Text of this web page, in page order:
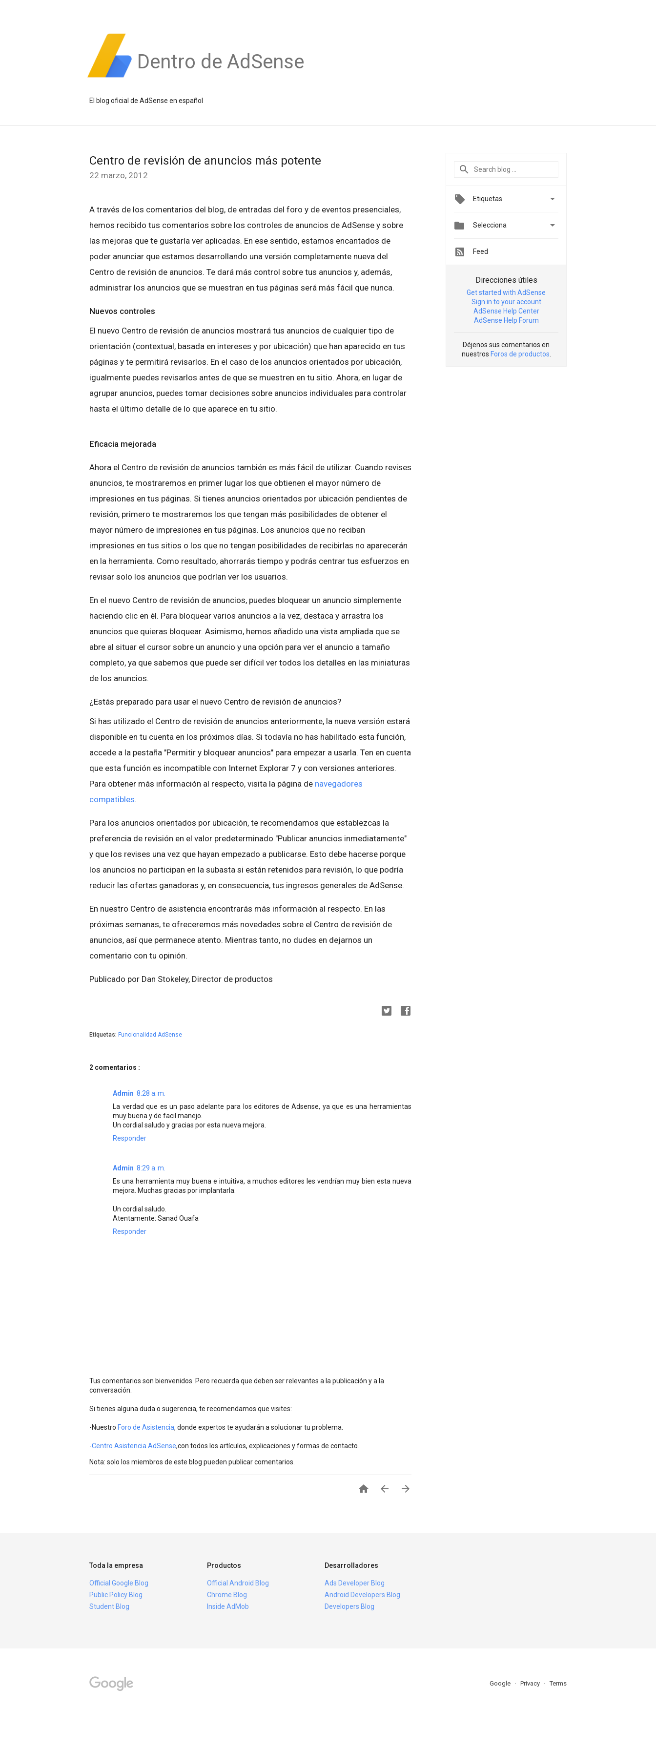
Dentro de AdSense
El blog oficial de AdSense en español
Centro de revisión de anuncios más potente
22 marzo, 2012
A través de los comentarios del blog, de entradas del foro y de eventos presenciales,
hemos recibido tus comentarios sobre los controles de anuncios de AdSense y sobre
las mejoras que te gustaría ver aplicadas. En ese sentido, estamos encantados de
poder anunciar que estamos desarrollando una versión completamente nueva del
Centro de revisión de anuncios. Te dará más control sobre tus anuncios y, además,
administrar los anuncios que se muestran en tus páginas será más fácil que nunca.
Nuevos controles
El nuevo Centro de revisión de anuncios mostrará tus anuncios de cualquier tipo de
orientación (contextual, basada en intereses y por ubicación) que han aparecido en tus
páginas y te permitirá revisarlos. En el caso de los anuncios orientados por ubicación,
igualmente puedes revisarlos antes de que se muestren en tu sitio. Ahora, en lugar de
agrupar anuncios, puedes tomar decisiones sobre anuncios individuales para controlar
hasta el último detalle de lo que aparece en tu sitio.
Eficacia mejorada
Ahora el Centro de revisión de anuncios también es más fácil de utilizar. Cuando revises
anuncios, te mostraremos en primer lugar los que obtienen el mayor número de
impresiones en tus páginas. Si tienes anuncios orientados por ubicación pendientes de
revisión, primero te mostraremos los que tengan más posibilidades de obtener el
mayor número de impresiones en tus páginas. Los anuncios que no reciban
impresiones en tus sitios o los que no tengan posibilidades de recibirlas no aparecerán
en la herramienta. Como resultado, ahorrarás tiempo y podrás centrar tus esfuerzos en
revisar solo los anuncios que podrían ver los usuarios.
En el nuevo Centro de revisión de anuncios, puedes bloquear un anuncio simplemente
haciendo clic en él. Para bloquear varios anuncios a la vez, destaca y arrastra los
anuncios que quieras bloquear. Asimismo, hemos añadido una vista ampliada que se
abre al situar el cursor sobre un anuncio y una opción para ver el anuncio a tamaño
completo, ya que sabemos que puede ser difícil ver todos los detalles en las miniaturas
de los anuncios.
¿Estás preparado para usar el nuevo Centro de revisión de anuncios?
Si has utilizado el Centro de revisión de anuncios anteriormente, la nueva versión estará
disponible en tu cuenta en los próximos días. Si todavía no has habilitado esta función,
accede a la pestaña "Permitir y bloquear anuncios" para empezar a usarla. Ten en cuenta
que esta función es incompatible con Internet Explorar 7 y con versiones anteriores.
Para obtener más información al respecto, visita la página de navegadores
compatibles.
Para los anuncios orientados por ubicación, te recomendamos que establezcas la
preferencia de revisión en el valor predeterminado "Publicar anuncios inmediatamente"
y que los revises una vez que hayan empezado a publicarse. Esto debe hacerse porque
los anuncios no participan en la subasta si están retenidos para revisión, lo que podría
reducir las ofertas ganadoras y, en consecuencia, tus ingresos generales de AdSense.
En nuestro Centro de asistencia encontrarás más información al respecto. En las
próximas semanas, te ofreceremos más novedades sobre el Centro de revisión de
anuncios, así que permanece atento. Mientras tanto, no dudes en dejarnos un
comentario con tu opinión.
Publicado por Dan Stokeley, Director de productos
Etiquetas: Funcionalidad AdSense
2 comentarios :
Admin 8:28 a. m.
La verdad que es un paso adelante para los editores de Adsense, ya que es una herramientas
muy buena y de facil manejo.
Un cordial saludo y gracias por esta nueva mejora.
Responder
Admin 8:29 a. m.
Es una herramienta muy buena e intuitiva, a muchos editores les vendrían muy bien esta nueva
mejora. Muchas gracias por implantarla.
Un cordial saludo.
Atentamente: Sanad Ouafa
Responder
Tus comentarios son bienvenidos. Pero recuerda que deben ser relevantes a la publicación y a la
conversación.
Si tienes alguna duda o sugerencia, te recomendamos que visites:
-Nuestro Foro de Asistencia, donde expertos te ayudarán a solucionar tu problema.
-Centro Asistencia AdSense,con todos los artículos, explicaciones y formas de contacto.
Nota: solo los miembros de este blog pueden publicar comentarios.
  
Etiquetas 
 Selecciona 
Feed
Direcciones útiles
Get started with AdSense
Sign in to your account
AdSense Help Center
AdSense Help Forum
Déjenos sus comentarios en
nuestros Foros de productos
Toda la empresa
Official Google Blog
Public Policy Blog
Student Blog
Productos
Official Android Blog
Chrome Blog
Inside AdMob
Desarrolladores
Ads Developer Blog
Android Developers Blog
Developers Blog
Google Privacy Terms